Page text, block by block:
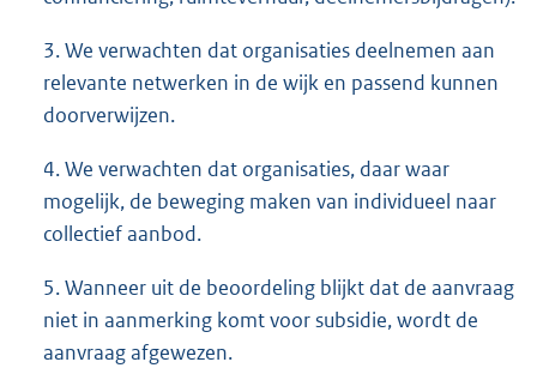
3. We verwachten dat organisaties deelnemen aan
relevante netwerken in de wijk en passend kunnen
doorverwijzen.
4. We verwachten dat organisaties, daar waar
mogelijk, de beweging maken van individueel naar
collectief aanbod.
5. Wanneer uit de beoordeling blijkt dat de aanvraag
niet in aanmerking komt voor subsidie, wordt de
aanvraag afgewezen.